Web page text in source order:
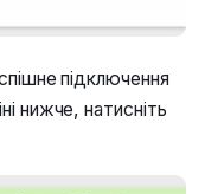
підключення
нижче, натисніть